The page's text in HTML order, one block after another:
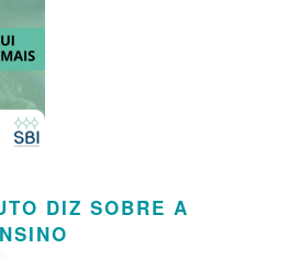
DIZ SOBRE A